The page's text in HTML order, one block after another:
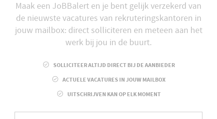
Maak een JoBBalert en je bent gelijk verzekerd van
de nieuwste vacatures van rekruteringskantoren in
jouw mailbox: direct solliciteren en meteen aan het
werk bij jou in de buurt.
SOLLICITEER ALTIJD DIRECT BIJ DE AANBIEDER
ACTUELE VACATURES IN JOUW MAILBOX
UITSCHRIJVEN KAN OP ELK MOMENT